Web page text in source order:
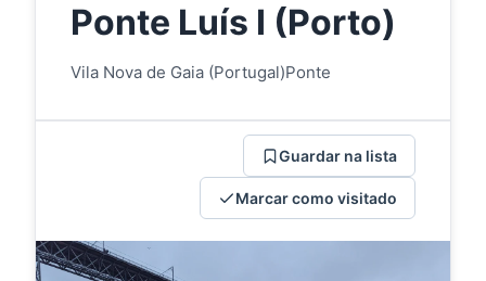
Ponte Luís I (Porto)
Vila Nova de Gaia (Portugal)Ponte
Guardar na lista
Marcar como visitado